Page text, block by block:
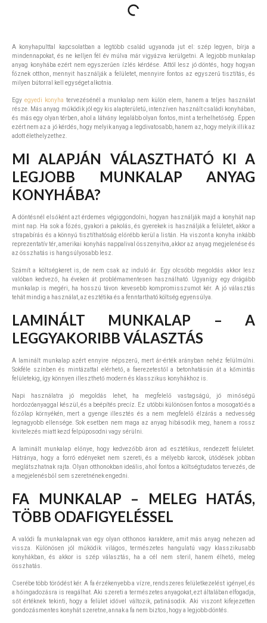
A konyhapulttal kapcsolatban a legtöbb család ugyanoda jut el: szép legyen, bírja a
mindennapokat, és ne kelljen fél év múlva már vigyázva kerülgetni. A legjobb munkalap
anyag konyhába ezért nem egyszerűen ízlés kérdése. Attól lesz jó döntés, hogy hogyan
főznek otthon, mennyit használják a felületet, mennyire fontos az egyszerű tisztítás, és
milyen bútorral kell egységet alkotnia.
Egy egyedi konyha tervezésénél a munkalap nem külön elem, hanem a teljes használat
része. Más anyag működik jól egy kis alapterületű, intenzíven használt családi konyhában,
és más egy olyan térben, ahol a látvány legalább olyan fontos, mint a terhelhetőség. Éppen
ezért nem az a jó kérdés, hogy melyik anyag a legdivatosabb, hanem az, hogy melyik illik az
adott élethelyzethez.
MI ALAPJÁN VÁLASZTHATÓ KI A
LEGJOBB MUNKALAP ANYAG
KONYHÁBA?
A döntésnél elsőként azt érdemes végiggondolni, hogyan használják majd a konyhát nap
mint nap. Ha sok a főzés, gyakori a pakolás, és gyerekek is használják a felületet, akkor a
strapabírás és a könnyű tisztíthatóság előrébb kerül a listán. Ha viszont a konyha inkább
reprezentatív tér, amerikai konyhás nappalival összenyitva, akkor az anyag megjelenése és
az összhatás is hangsúlyosabb lesz.
Számít a költségkeret is, de nem csak az induló ár. Egy olcsóbb megoldás akkor lesz
valóban kedvező, ha éveken át problémamentesen használható. Ugyanígy egy drágább
munkalap is megéri, ha hosszú távon kevesebb kompromisszumot kér. A jó választás
tehát mindig a használat, az esztétika és a fenntartható költség egyensúlya.
LAMINÁLT MUNKALAP – A
LEGGYAKORIBB VÁLASZTÁS
A laminált munkalap azért ennyire népszerű, mert ár-érték arányban nehéz felülmúlni.
Sokféle színben és mintázattal elérhető, a faerezetestől a betonhatásún át a kőmintás
felületekig, így könnyen illeszthető modern és klasszikus konyhákhoz is.
Napi használatra jó megoldás lehet, ha megfelelő vastagságú, jó minőségű
hordozóanyaggal készül, és a beépítés precíz. Ez utóbbi különösen fontos a mosogató és a
főzőlap környékén, mert a gyenge illesztés és a nem megfelelő élzárás a nedvesség
legnagyobb ellensége. Sok esetben nem maga az anyag hibásodik meg, hanem a rossz
kivitelezés miatt kezd felpúposodni vagy sérülni.
A laminált munkalap előnye, hogy kedvezőbb áron ad esztétikus, rendezett felületet.
Hátránya, hogy a forró edényeket nem szereti, és a mélyebb karcok, ütődések jobban
meglátszhatnak rajta. Olyan otthonokban ideális, ahol fontos a költségtudatos tervezés, de
a megjelenésből sem szeretnének engedni.
FA MUNKALAP – MELEG HATÁS,
TÖBB ODAFIGYELÉSSEL
A valódi fa munkalapnak van egy olyan otthonos karaktere, amit más anyag nehezen ad
vissza. Különösen jól működik világos, természetes hangulatú vagy klasszikusabb
konyhákban, és akkor is szép választás, ha a cél nem steril, hanem élhető, meleg
összhatás.
Cserébe több törődést kér. A fa érzékenyebb a vízre, rendszeres felületkezelést igényel, és
a hőingadozásra is reagálhat. Aki szereti a természetes anyagokat, ezt általában elfogadja,
sőt értéknek tekinti, hogy a felület idővel változik, patinásodik. Aki viszont kifejezetten
gondozásmentes konyhát szeretne, annak a fa nem biztos, hogy a legjobb döntés.